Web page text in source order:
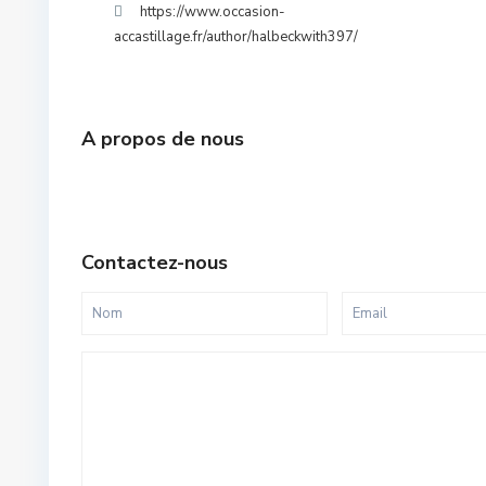
https://www.occasion-
accastillage.fr/author/halbeckwith397/
A propos de nous
Contactez-nous